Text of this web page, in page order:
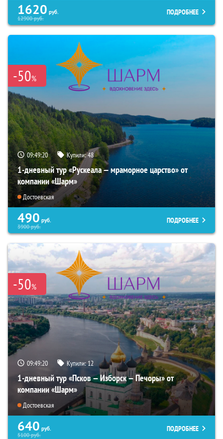
1620 руб.
12900руб.
ПОДРОБНЕЕ
-50%
09:49:18 Купили:48
1-дневный тур «Рускеала — мраморное царство» от
компании «Шарм»
Достоевская
490 руб.
3900руб.
ПОДРОБНЕЕ
-50%
09:49:18 Купили:12
1-дневный тур «Псков — Изборск — Печоры» от
компании «Шарм»
Достоевская
640 руб.
5100руб.
ПОДРОБНЕЕ